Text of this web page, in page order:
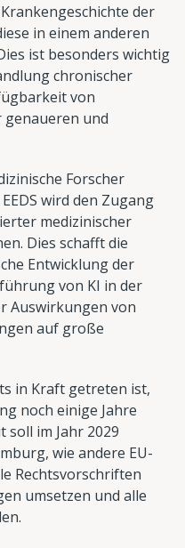
der
in einem anderen
ist besonders wichtig
chronischer
von
und
Forscher
wird den Zugang
medizinischer
Dies schafft die
Entwicklung der
von KI in der
Auswirkungen von
auf große
in Kraft getreten ist,
noch einige Jahre
soll im Jahr 2029
wie andere EU-
Rechtsvorschriften
umsetzen und alle